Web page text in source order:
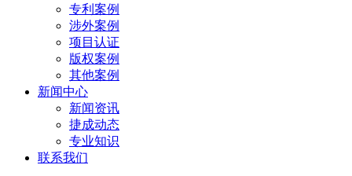
专利案例
涉外案例
项目认证
版权案例
其他案例
新闻中心
新闻资讯
捷成动态
专业知识
联系我们